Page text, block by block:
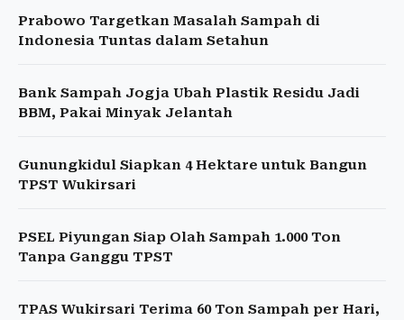
Prabowo Targetkan Masalah Sampah di
Indonesia Tuntas dalam Setahun
Bank Sampah Jogja Ubah Plastik Residu Jadi
BBM, Pakai Minyak Jelantah
Gunungkidul Siapkan 4 Hektare untuk Bangun
TPST Wukirsari
PSEL Piyungan Siap Olah Sampah 1.000 Ton
Tanpa Ganggu TPST
TPAS Wukirsari Terima 60 Ton Sampah per Hari,